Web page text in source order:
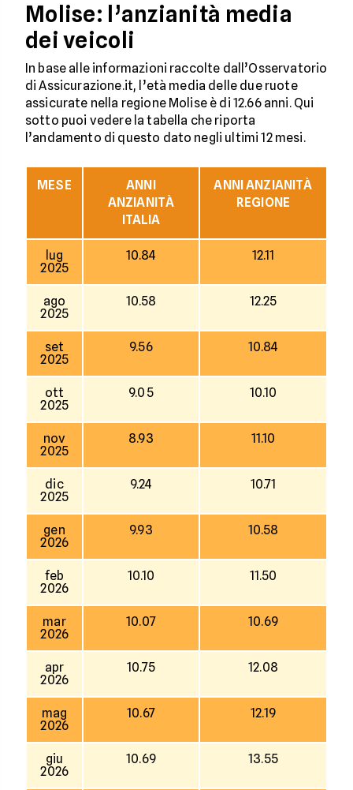
Molise: l’anzianità media
dei veicoli
In base alle informazioni raccolte dall’Osservatorio
di Assicurazione.it, l’età media delle due ruote
assicurate nella regione Molise è di 12.66 anni. Qui
sotto puoi vedere la tabella che riporta
l’andamento di questo dato negli ultimi 12 mesi.
MESE
ANNI
ANZIANITÀ
ITALIA
ANNI ANZIANITÀ
REGIONE
lug
2025
10.84 12.11
ago
2025
10.58 12.25
set
2025
9.56 10.84
ott
2025
9.05 10.10
nov
2025
8.93 11.10
dic
2025
9.24 10.71
gen
2026
9.93 10.58
feb
2026
10.10 11.50
mar
2026
10.07 10.69
apr
2026
10.75 12.08
mag
2026
10.67 12.19
giu
2026
10.69 13.55